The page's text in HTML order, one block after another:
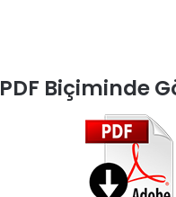
PDF Biçiminde